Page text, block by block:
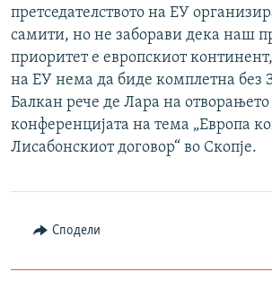
претседателството на ЕУ
самити, но не заборави дека наш
приоритет е eвропскиот
на ЕУ нема да биде комплетна без
Балкан рече де Лара на отворањето
конференцијата на тема „Европа
Лисабонскиот договор“ во Скопје.
Сподели